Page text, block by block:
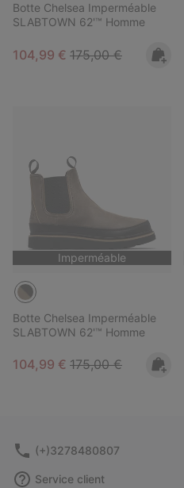
Botte Chelsea Imperméable
SLABTOWN 62'™ Homme
Sale price:
104,99 € Regular price:
175,00 €
Imperméable
Botte Chelsea Imperméable
SLABTOWN 62'™ Homme
Sale price:
104,99 € Regular price:
175,00 €
(+)3278480807
Service client